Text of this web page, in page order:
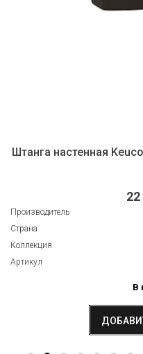
Штанга настенная
22
Производитель
Страна
Коллекция
Артикул
В